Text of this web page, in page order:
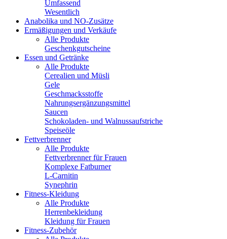
Umfassend
Wesentlich
Anabolika und NO-Zusätze
Ermäßigungen und Verkäufe
Alle Produkte
Geschenkgutscheine
Essen und Getränke
Alle Produkte
Cerealien und Müsli
Gele
Geschmacksstoffe
Nahrungsergänzungsmittel
Saucen
Schokoladen- und Walnussaufstriche
Speiseöle
Fettverbrenner
Alle Produkte
Fettverbrenner für Frauen
Komplexe Fatburner
L-Carnitin
Synephrin
Fitness-Kleidung
Alle Produkte
Herrenbekleidung
Kleidung für Frauen
Fitness-Zubehör